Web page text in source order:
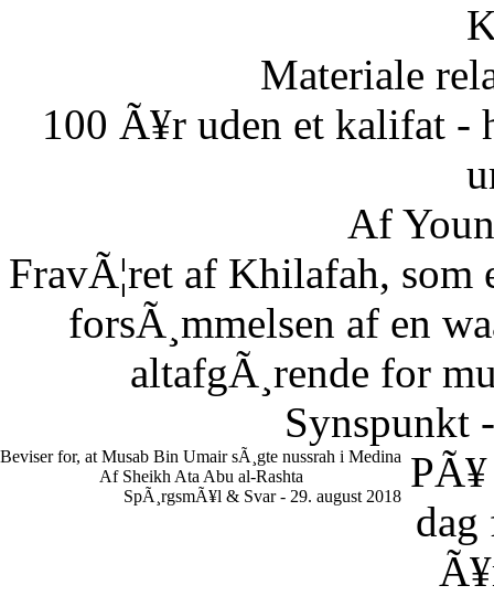
Materiale
100 Ã¥r uden et kalifat -
Af
FravÃ¦ret af Khilafah, som
forsÃ¸mmelsen af en
altafgÃ¸rende for
Synspunkt
Beviser for, at Musab Bin Umair sÃ¸gte nussrah i Medina
Af Sheikh Ata Abu al-Rashta
SpÃ¸rgsmÃ¥l & Svar - 29. august 2018
dag